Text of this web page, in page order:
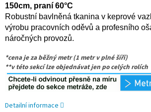
150cm, praní 60°C
Robustní bavlněná tkanina v keprové
výrobu pracovních oděvů a profesního
náročných provozů.
*cena je za běžný metr (1 metr v plné šíří)
**v této sekcí lze objednávat jen po celých rolích
Detailní informace